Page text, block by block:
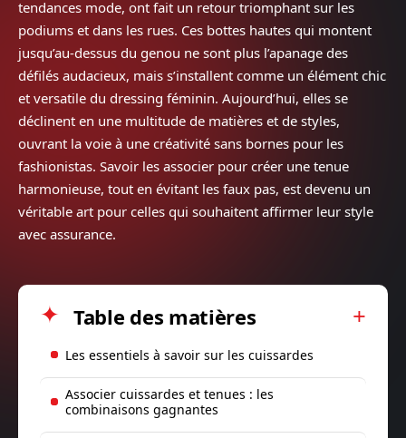
tendances mode, ont fait un retour triomphant sur les
podiums et dans les rues. Ces bottes hautes qui montent
jusqu’au-dessus du genou ne sont plus l’apanage des
défilés audacieux, mais s’installent comme un élément chic
et versatile du dressing féminin. Aujourd’hui, elles se
déclinent en une multitude de matières et de styles,
ouvrant la voie à une créativité sans bornes pour les
fashionistas. Savoir les associer pour créer une tenue
harmonieuse, tout en évitant les faux pas, est devenu un
véritable art pour celles qui souhaitent affirmer leur style
avec assurance.
Table des matières
Les essentiels à savoir sur les cuissardes
Associer cuissardes et tenues : les
combinaisons gagnantes